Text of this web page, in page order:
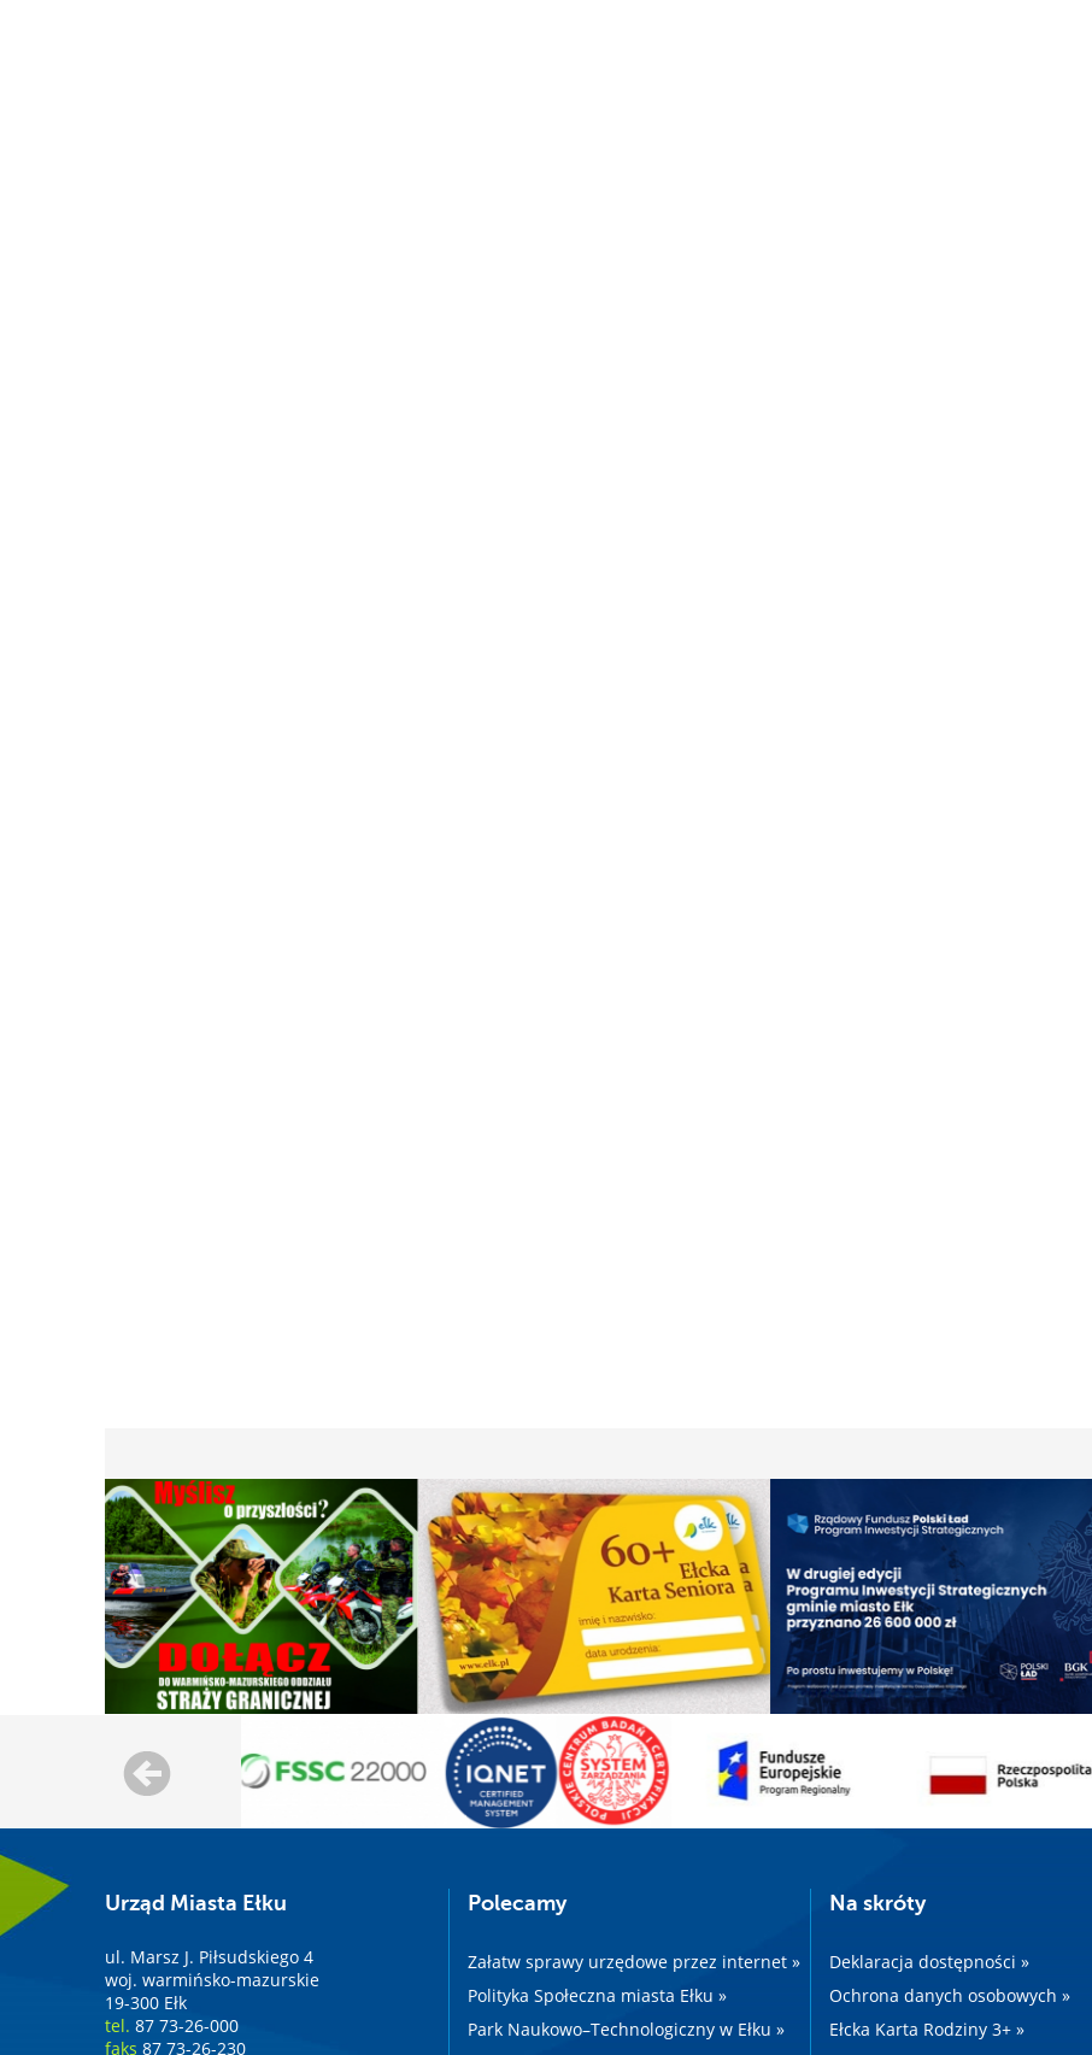
Urząd Miasta Ełku
ul. Marsz J. Piłsudskiego 4
woj. warmińsko-mazurskie
19-300 Ełk
tel. 87 73-26-000
faks 87 73-26-230
Polecamy
Załatw sprawy urzędowe przez internet »
Polityka Społeczna miasta Ełku »
Park Naukowo–Technologiczny w Ełku »
Na skróty
Deklaracja dostępności »
Ochrona danych osobowych »
Ełcka Karta Rodziny 3+ »